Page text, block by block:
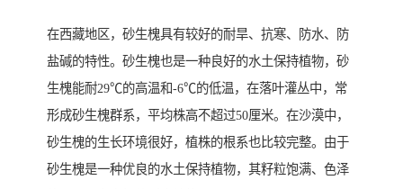
在西藏地区，砂生槐具有较好的耐旱、抗寒、防水、防
盐碱的特性。砂生槐也是一种良好的水土保持植物，砂
生槐能耐29℃的高温和-6℃的低温，在落叶灌丛中，常
形成砂生槐群系，平均株高不超过50厘米。在沙漠中，
砂生槐的生长环境很好，植株的根系也比较完整。由于
砂生槐是一种优良的水土保持植物，其籽粒饱满、色泽